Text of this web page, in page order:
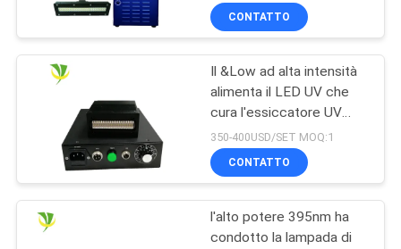
CONTATTO
Il &Low ad alta intensità
alimenta il LED UV che
cura l'essiccatore UV
della lampada per
inchiostro curato
350-400USD/SET MOQ:1
CONTATTO
l'alto potere 395nm ha
condotto la lampada di